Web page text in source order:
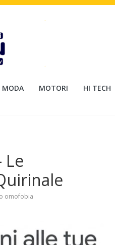
MODA MOTORI HI TECH
Le
omofobia